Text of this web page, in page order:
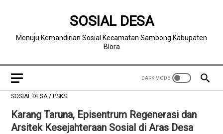
SOSIAL DESA
Menuju Kemandirian Sosial Kecamatan Sambong Kabupaten
Blora
SOSIAL DESA/ PSKS
Karang Taruna, Episentrum Regenerasi dan
Arsitek Kesejahteraan Sosial di Aras Desa